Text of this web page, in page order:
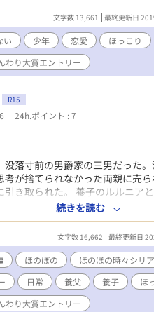
文字数 13,661 最終更新日
い 少年 恋愛
ほっこり
わり大賞エントリー
R15
24h.ポイント : 7
没落寸前の男爵家の三男だった
考が捨てられなかった両親に売
引き取られた。 養子のルルニア
使用人たちの仄仄（ほのぼの）
て。 ※気持ちBL ※保険のR15指
続きを読む
文字数 16,662 最終更新日
ほのぼの
ほのぼの時々シリ
日常 養父 養子
ほ
わり大賞エントリー